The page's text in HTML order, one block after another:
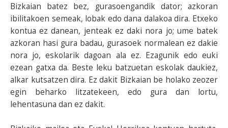
Bizkaian batez bez, gurasoengandik dator; azkoran
ibilitakoen semeak, lobak edo dana dalakoa dira. Etxeko
kontua ez danean, jenteak ez daki nora jo; ume batek
azkoran hasi gura badau, gurasoek normalean ez dakie
nora jo, eskolarik dagoan ala ez. Ezagunik edo euki
ezean gatxa da. Beste leku batzuetan eskolak daukiez,
alkar kutsatzen dira. Ez dakit Bizkaian be holako zeozer
egin beharko litzatekeen, edo gura dan lortu,
lehentasuna dan ez dakit.